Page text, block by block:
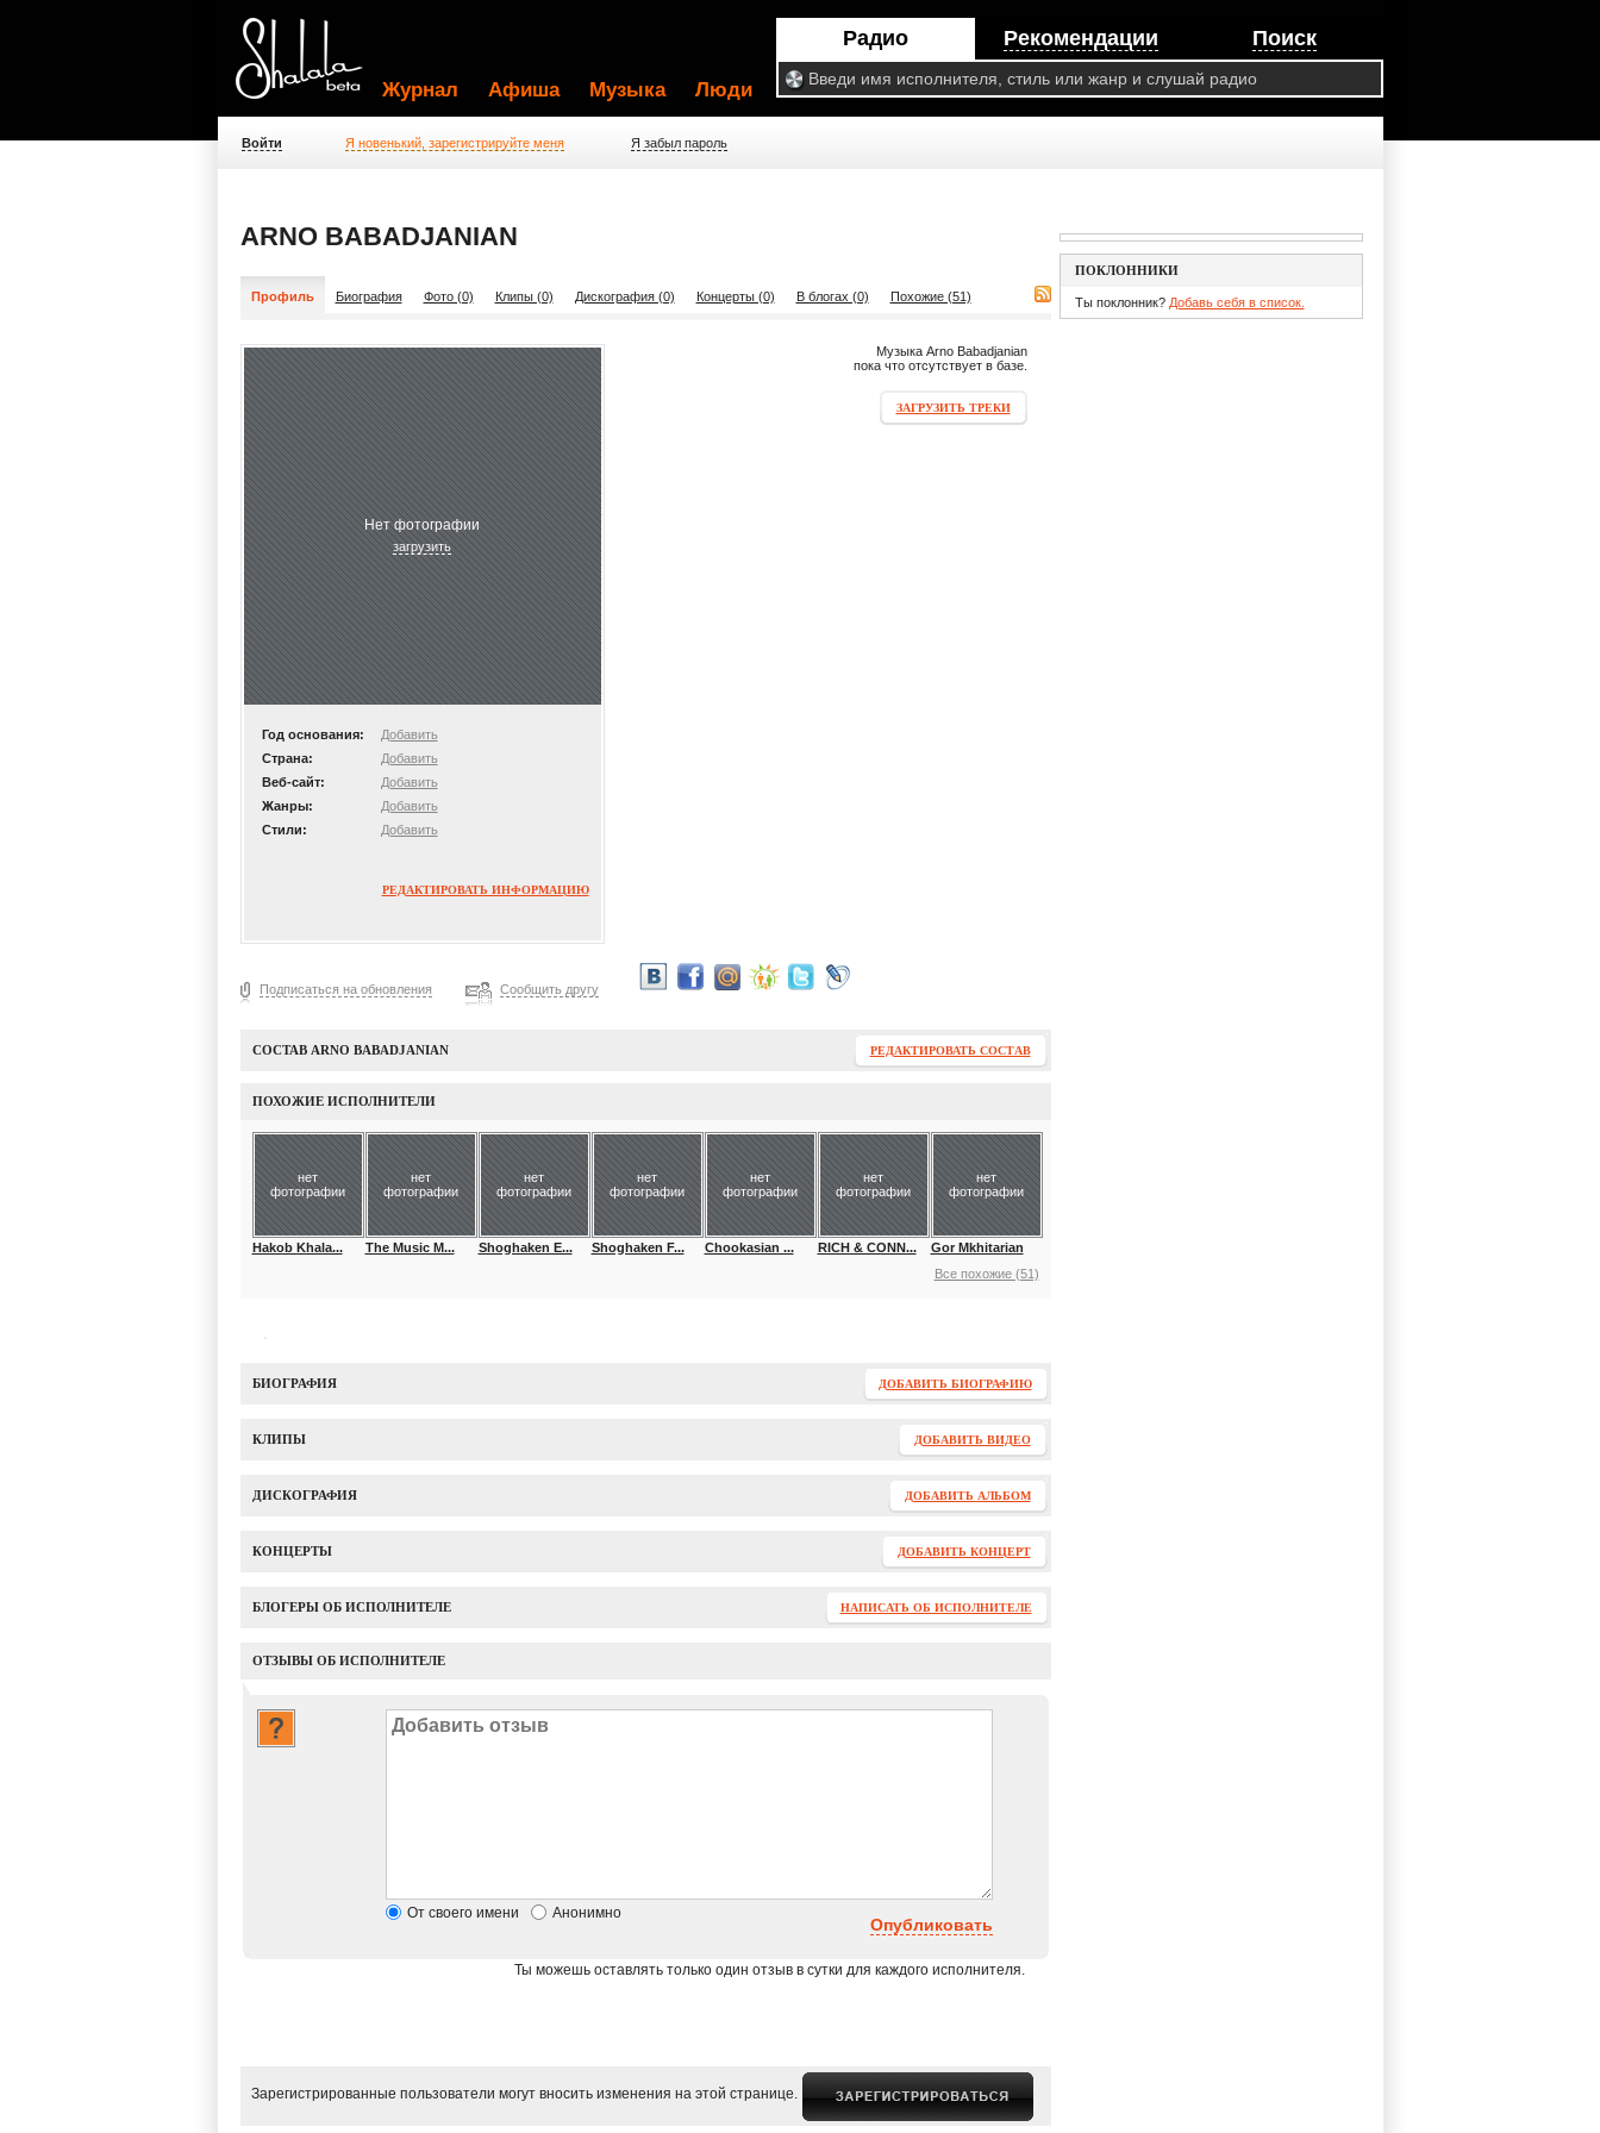
Радио Рекомендации Поиск
Журнал Афиша Музыка Люди
Войти Я новенький, зарегистрируйте меня Я забыл пароль
ARNO BABADJANIAN
Профиль Биография Фото (0) Клипы (0) Дискография (0) Концерты (0) В блогах (0) Похожие (51)
Нет фотографии
загрузить
Год основания:
Добавить
Страна:
Добавить
Веб-сайт:
Добавить
Жанры:
Добавить
Стили:
Добавить
РЕДАКТИРОВАТЬ ИНФОРМАЦИЮ
Музыка Arno Babadjanian
пока что отсутствует в базе.
ЗАГРУЗИТЬ ТРЕКИ
Подписаться на обновления Сообщить другу
СОСТАВ ARNO BABADJANIAN РЕДАКТИРОВАТЬ СОСТАВ
ПОХОЖИЕ ИСПОЛНИТЕЛИ
нет
фотографии
Hakob Khala...
нет
фотографии
The Music M...
нет
фотографии
Shoghaken E...
нет
фотографии
Shoghaken F...
нет
фотографии
Chookasian ...
нет
фотографии
RICH & CONN...
нет
фотографии
Gor Mkhitarian
Все похожие (51)
БИОГРАФИЯ ДОБАВИТЬ БИОГРАФИЮ
КЛИПЫ ДОБАВИТЬ ВИДЕО
ДИСКОГРАФИЯ ДОБАВИТЬ АЛЬБОМ
КОНЦЕРТЫ ДОБАВИТЬ КОНЦЕРТ
БЛОГЕРЫ ОБ ИСПОЛНИТЕЛЕ НАПИСАТЬ ОБ ИСПОЛНИТЕЛЕ
ОТЗЫВЫ ОБ ИСПОЛНИТЕЛЕ
От своего имени Анонимно
Опубликовать
Ты можешь оставлять только один отзыв в сутки для каждого исполнителя.
Зарегистрированные пользователи могут вносить изменения на этой странице.
ПОКЛОННИКИ
Ты поклонник? Добавь себя в список.